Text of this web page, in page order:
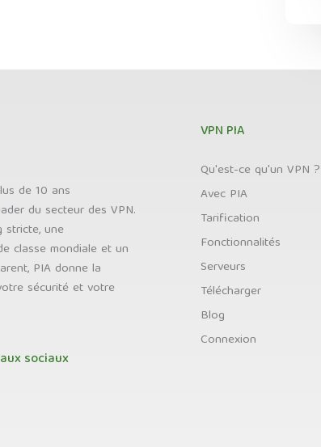
de 10 ans
du secteur des VPN.
stricte, une
classe mondiale et un
PIA donne la
sécurité et votre
sociaux
VPN PIA
Qu'est-ce qu'un VPN ?
Avec PIA
Tarification
Fonctionnalités
Serveurs
Télécharger
Blog
Connexion